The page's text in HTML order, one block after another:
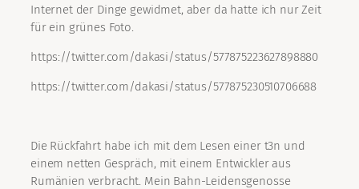
Internet der Dinge gewidmet, aber da hatte ich nur Zeit
für ein grünes Foto.
https://twitter.com/dakasi/status/577875223627898880
https://twitter.com/dakasi/status/577875230510706688
Die Rückfahrt habe ich mit dem Lesen einer t3n und
einem netten Gespräch, mit einem Entwickler aus
Rumänien verbracht. Mein Bahn-Leidensgenosse